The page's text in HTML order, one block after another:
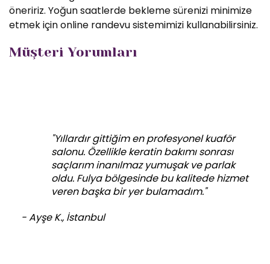
öneririz. Yoğun saatlerde bekleme sürenizi minimize
etmek için online randevu sistemimizi kullanabilirsiniz.
Müşteri Yorumları
"Yıllardır gittiğim en profesyonel kuaför
salonu. Özellikle keratin bakımı sonrası
saçlarım inanılmaz yumuşak ve parlak
oldu. Fulya bölgesinde bu kalitede hizmet
veren başka bir yer bulamadım."
- Ayşe K., İstanbul